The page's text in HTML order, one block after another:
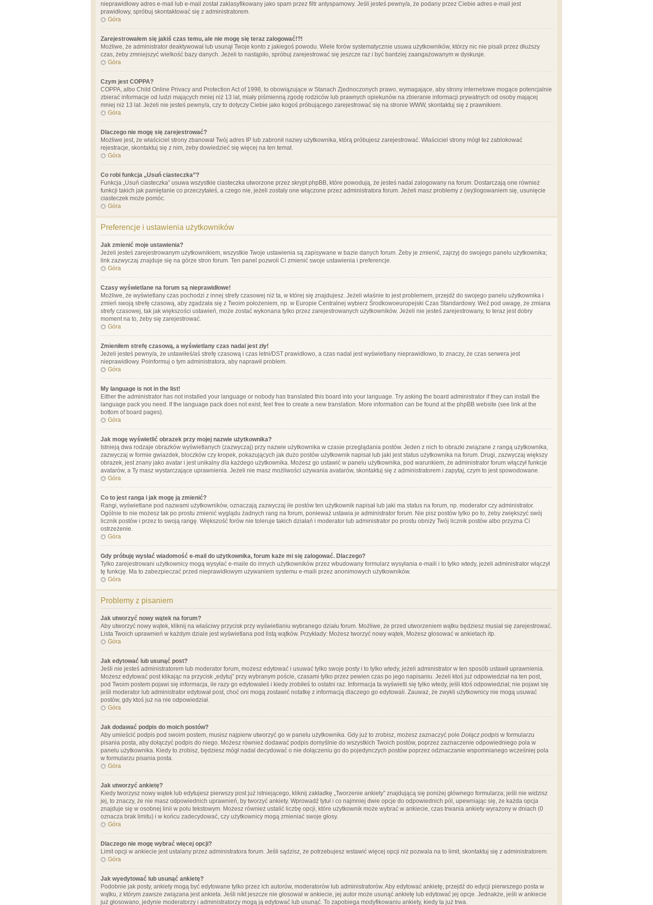
nieprawidłowy adres e-mail lub e-mail został zaklasyfikowany jako spam przez filtr antyspamowy. Jeśli jesteś pewny/a, że podany przez Ciebie adres e-mail jest
prawidłowy, spróbuj skontaktować się z administratorem.
Góra
Zarejestrowałem się jakiś czas temu, ale nie mogę się teraz zalogować!?!
Możliwe, że administrator deaktywował lub usunął Twoje konto z jakiegoś powodu. Wiele forów systematycznie usuwa użytkowników, którzy nic nie pisali przez dłuższy
czas, żeby zmniejszyć wielkość bazy danych. Jeżeli to nastąpiło, spróbuj zarejestrować się jeszcze raz i być bardziej zaangażowanym w dyskusje.
Góra
Czym jest COPPA?
COPPA, albo Child Online Privacy and Protection Act of 1998, to obowiązujące w Stanach Zjednoczonych prawo, wymagające, aby strony internetowe mogące potencjalnie
zbierać informacje od ludzi mających mniej niż 13 lat, miały piśmienną zgodę rodziców lub prawnych opiekunów na zbieranie informacji prywatnych od osoby mającej
mniej niż 13 lat. Jeżeli nie jesteś pewny/a, czy to dotyczy Ciebie jako kogoś próbującego zarejestrować się na stronie WWW, skontaktuj się z prawnikiem.
Góra
Dlaczego nie mogę się zarejestrować?
Możliwe jest, że właściciel strony zbanował Twój adres IP lub zabronił nazwy użytkownika, którą próbujesz zarejestrować. Właściciel strony mógł też zablokować
rejestracje, skontaktuj się z nim, żeby dowiedzieć się więcej na ten temat.
Góra
Co robi funkcja „Usuń ciasteczka”?
Funkcja „Usuń ciasteczka” usuwa wszystkie ciasteczka utworzone przez skrypt phpBB, które powodują, że jesteś nadal zalogowany na forum. Dostarczają one również
funkcji takich jak pamiętanie co przeczytałeś, a czego nie, jeżeli zostały one włączone przez administratora forum. Jeżeli masz problemy z (wy)logowaniem się, usunięcie
ciasteczek może pomóc.
Góra
Preferencje i ustawienia użytkowników
Jak zmienić moje ustawienia?
Jeżeli jesteś zarejestrowanym użytkownikiem, wszystkie Twoje ustawienia są zapisywane w bazie danych forum. Żeby je zmienić, zajrzyj do swojego panelu użytkownika;
link zazwyczaj znajduje się na górze stron forum. Ten panel pozwoli Ci zmienić swoje ustawienia i preferencje.
Góra
Czasy wyświetlane na forum są nieprawidłowe!
Możliwe, że wyświetlany czas pochodzi z innej strefy czasowej niż ta, w której się znajdujesz. Jeżeli właśnie to jest problemem, przejdź do swojego panelu użytkownika i
zmień swoją strefę czasową, aby zgadzała się z Twoim położeniem, np. w Europie Centralnej wybierz Środkowoeuropejski Czas Standardowy. Weź pod uwagę, że zmiana
strefy czasowej, tak jak większości ustawień, może zostać wykonana tylko przez zarejestrowanych użytkowników. Jeżeli nie jesteś zarejestrowany, to teraz jest dobry
moment na to, żeby się zarejestrować.
Góra
Zmieniłem strefę czasową, a wyświetlany czas nadal jest zły!
Jeżeli jesteś pewny/a, że ustawiłeś/aś strefę czasową i czas letni/DST prawidłowo, a czas nadal jest wyświetlany nieprawidłowo, to znaczy, że czas serwera jest
nieprawidłowy. Poinformuj o tym administratora, aby naprawił problem.
Góra
My language is not in the list!
Either the administrator has not installed your language or nobody has translated this board into your language. Try asking the board administrator if they can install the
language pack you need. If the language pack does not exist, feel free to create a new translation. More information can be found at the phpBB website (see link at the
bottom of board pages).
Góra
Jak mogę wyświetlić obrazek przy mojej nazwie użytkownika?
Istnieją dwa rodzaje obrazków wyświetlanych (zazwyczaj) przy nazwie użytkownika w czasie przeglądania postów. Jeden z nich to obrazki związane z rangą użytkownika,
zazwyczaj w formie gwiazdek, bloczków czy kropek, pokazujących jak dużo postów użytkownik napisał lub jaki jest status użytkownika na forum. Drugi, zazwyczaj większy
obrazek, jest znany jako avatar i jest unikalny dla każdego użytkownika. Możesz go ustawić w panelu użytkownika, pod warunkiem, że administrator forum włączył funkcje
avatarów, a Ty masz wystarczające uprawnienia. Jeżeli nie masz możliwości używania avatarów, skontaktuj się z administratorem i zapytaj, czym to jest spowodowane.
Góra
Co to jest ranga i jak mogę ją zmienić?
Rangi, wyświetlane pod nazwami użytkowników, oznaczają zazwyczaj ile postów ten użytkownik napisał lub jaki ma status na forum, np. moderator czy administrator.
Ogólnie to nie możesz tak po prostu zmienić wyglądu żadnych rang na forum, ponieważ ustawia je administrator forum. Nie pisz postów tylko po to, żeby zwiększyć swój
licznik postów i przez to swoją rangę. Większość forów nie toleruje takich działań i moderator lub administrator po prostu obniży Twój licznik postów albo przyzna Ci
ostrzeżenie.
Góra
Gdy próbuję wysłać wiadomość e-mail do użytkownika, forum każe mi się zalogować. Dlaczego?
Tylko zarejestrowani użytkownicy mogą wysyłać e-maile do innych użytkowników przez wbudowany formularz wysyłania e-maili i to tylko wtedy, jeżeli administrator włączył
tę funkcję. Ma to zabezpieczać przed nieprawidłowym używaniem systemu e-maili przez anonimowych użytkowników.
Góra
Problemy z pisaniem
Jak utworzyć nowy wątek na forum?
Aby utworzyć nowy wątek, kliknij na właściwy przycisk przy wyświetlaniu wybranego działu forum. Możliwe, że przed utworzeniem wątku będziesz musiał się zarejestrować.
Lista Twoich uprawnień w każdym dziale jest wyświetlana pod listą wątków. Przykłady: Możesz tworzyć nowy wątek, Możesz głosować w ankietach itp.
Góra
Jak edytować lub usunąć post?
Jeśli nie jesteś administratorem lub moderator forum, możesz edytować i usuwać tylko swoje posty i to tylko wtedy, jeżeli administrator w ten sposób ustawił uprawnienia.
Możesz edytować post klikając na przycisk „edytuj” przy wybranym poście, czasami tylko przez pewien czas po jego napisaniu. Jeżeli ktoś już odpowiedział na ten post,
pod Twoim postem pojawi się informacja, ile razy go edytowałeś i kiedy zrobiłeś to ostatni raz. Informacja ta wyświetli się tylko wtedy, jeśli ktoś odpowiedział; nie pojawi się
jeśli moderator lub administrator edytował post, choć oni mogą zostawić notatkę z informacją dlaczego go edytowali. Zauważ, że zwykli użytkownicy nie mogą usuwać
postów, gdy ktoś już na nie odpowiedział.
Góra
Jak dodawać podpis do moich postów?
Aby umieścić podpis pod swoim postem, musisz najpierw utworzyć go w panelu użytkownika. Gdy już to zrobisz, możesz zaznaczyć pole Dołącz podpis w formularzu
pisania posta, aby dołączyć podpis do niego. Możesz również dodawać podpis domyślnie do wszystkich Twoich postów, poprzez zaznaczenie odpowiedniego pola w
panelu użytkownika. Kiedy to zrobisz, będziesz mógł nadal decydować o nie dołączeniu go do pojedynczych postów poprzez odznaczanie wspomnianego wcześniej pola
w formularzu pisania posta.
Góra
Jak utworzyć ankietę?
Kiedy tworzysz nowy wątek lub edytujesz pierwszy post już istniejącego, kliknij zakładkę „Tworzenie ankiety” znajdującą się poniżej głównego formularza; jeśli nie widzisz
jej, to znaczy, że nie masz odpowiednich uprawnień, by tworzyć ankiety. Wprowadź tytuł i co najmniej dwie opcje do odpowiednich pól, upewniając się, że każda opcja
znajduje się w osobnej linii w polu tekstowym. Możesz również ustalić liczbę opcji, które użytkownik może wybrać w ankiecie, czas trwania ankiety wyrażony w dniach (0
oznacza brak limitu) i w końcu zadecydować, czy użytkownicy mogą zmieniać swoje głosy.
Góra
Dlaczego nie mogę wybrać więcej opcji?
Limit opcji w ankiecie jest ustalany przez administratora forum. Jeśli sądzisz, że potrzebujesz wstawić więcej opcji niż pozwala na to limit, skontaktuj się z administratorem.
Góra
Jak wyedytować lub usunąć ankietę?
Podobnie jak posty, ankiety mogą być edytowane tylko przez ich autorów, moderatorów lub administratorów. Aby edytować ankietę, przejdź do edycji pierwszego posta w
wątku, z którym zawsze związana jest ankieta. Jeśli nikt jeszcze nie głosował w ankiecie, jej autor może usunąć ankietę lub edytować jej opcje. Jednakże, jeśli w ankiecie
już głosowano, jedynie moderatorzy i administratorzy mogą ją edytować lub usunąć. To zapobiega modyfikowaniu ankiety, kiedy ta już trwa.